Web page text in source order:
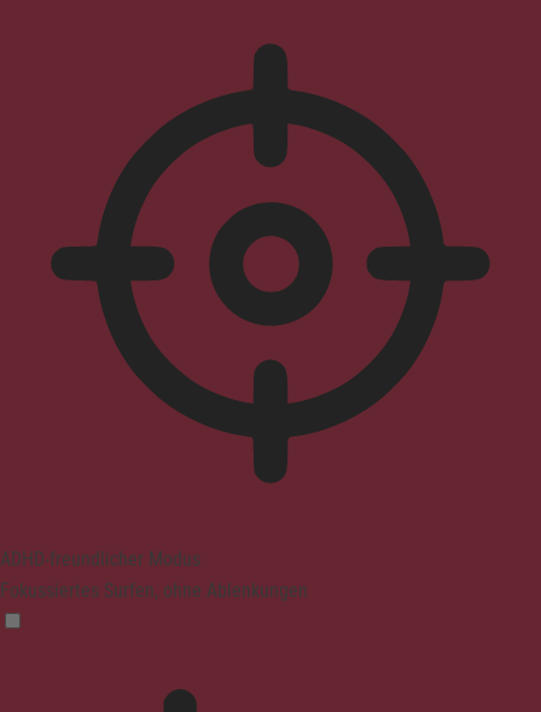
ADHD-freundlicher Modus
Fokussiertes Surfen, ohne Ablenkungen